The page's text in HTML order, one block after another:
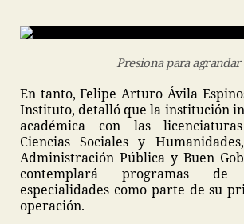
Presiona para agrandar
En tanto, Felipe Arturo Ávila
Instituto, detalló que la institución
académica con las
Ciencias Sociales y
Administración Pública y Buen
contemplará programas
especialidades como parte de su
operación.